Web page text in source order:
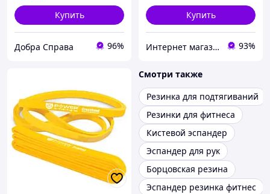
Купить
Добра Справа 96%
Купить
Интернет магазин CONOR.COM.UA 93%
Смотри также
Резинка для подтягиваний
Резинки для фитнеса
Кистевой эспандер
Эспандер для рук
Борцовская резина
Эспандер резинка фитнес